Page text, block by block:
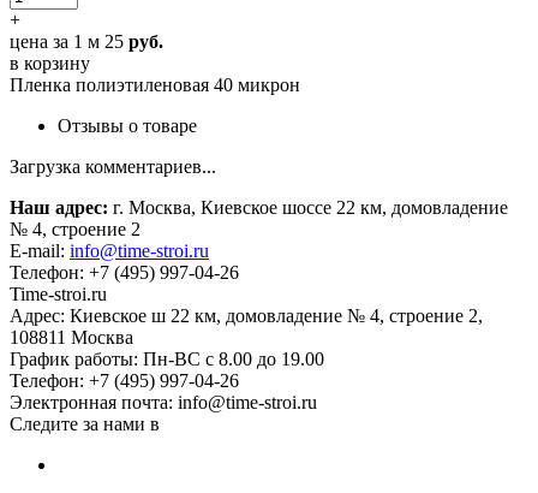
+
цена за 1 м 25 руб.
в корзину
Пленка полиэтиленовая 40 микрон
Отзывы о товаре
Загрузка комментариев...
Наш адрес: г. Москва, Киевское шоссе 22 км, домовладение
№ 4, строение 2
E-mail: info@time-stroi.ru
Телефон: +7 (495) 997-04-26
Time-stroi.ru
Адрес: Киевское ш 22 км, домовладение № 4, строение 2,
108811 Москва
График работы: Пн-ВС с 8.00 до 19.00
Телефон: +7 (495) 997-04-26
Электронная почта: info@time-stroi.ru
Следите за нами в